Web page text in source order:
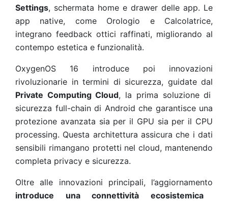
Settings, schermata home e drawer delle app. Le
app native, come Orologio e Calcolatrice,
integrano feedback ottici raffinati, migliorando al
contempo estetica e funzionalità.
OxygenOS 16 introduce poi innovazioni
rivoluzionarie in termini di sicurezza, guidate dal
Private Computing Cloud, la prima soluzione di
sicurezza full-chain di Android che garantisce una
protezione avanzata sia per il GPU sia per il CPU
processing. Questa architettura assicura che i dati
sensibili rimangano protetti nel cloud, mantenendo
completa privacy e sicurezza.
Oltre alle innovazioni principali, l’aggiornamento
introduce una connettività ecosistemica